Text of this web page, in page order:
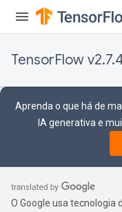
TensorFlow
Aprenda o que há de
IA generativa e
O Google usa tecnologia